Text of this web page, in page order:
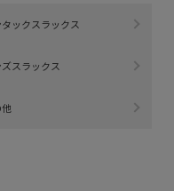
ックスラックス
ズスラックス